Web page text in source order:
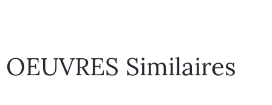
OEUVRES Similaires